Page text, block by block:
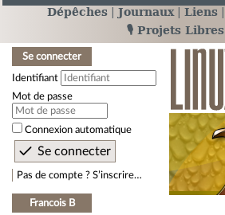
Dépêches Journaux Liens
🎙️ Projets Libres
Se connecter
Identifiant
Mot de passe
Connexion automatique
Pas de compte ? S’inscrire…
Francois B